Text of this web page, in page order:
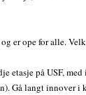
er ope for alle.
etasje på USF,
Gå langt innover i